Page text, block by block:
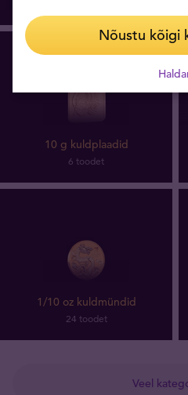
Veel
10 g kuldplaadid
6 toodet
1/10 oz kuldmündid
24 toodet
Nõustu kõigi